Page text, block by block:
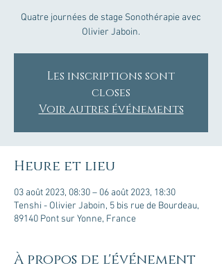
Quatre journées de stage Sonothérapie avec
Olivier Jaboin.
Les inscriptions sont
closes
Voir autres événements
Heure et lieu
03 août 2023, 08:30 – 06 août 2023, 18:30
Tenshi - Olivier Jaboin, 5 bis rue de Bourdeau,
89140 Pont sur Yonne, France
À propos de l'événement